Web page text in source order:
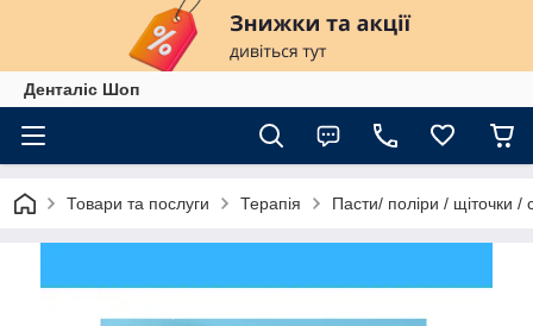
Денталіс Шоп
Товари та послуги Терапія Пасти/ поліри / щіточки /